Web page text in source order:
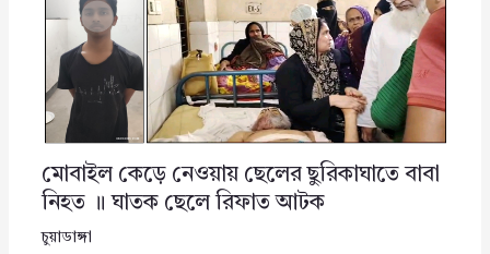
মোবাইল কেড়ে নেওয়ায় ছেলের ছুরিকাঘাতে বাবা
নিহত ॥ ঘাতক ছেলে রিফাত আটক
চুয়াডাঙ্গা